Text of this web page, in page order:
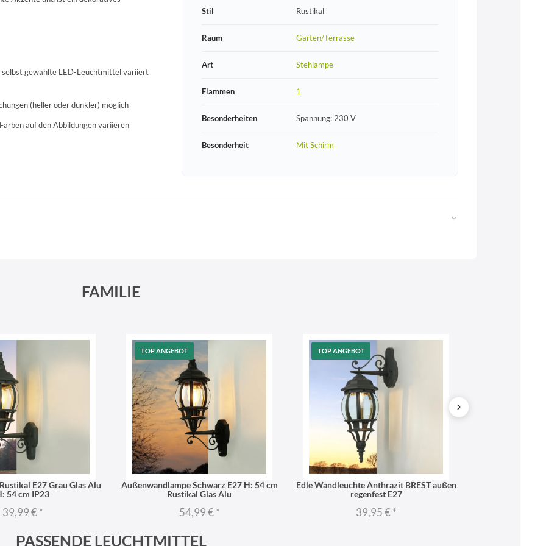
gewählte LED-Leuchtmittel variiert
(heller oder dunkler) möglich
auf den Abbildungen variieren
Stil Rustikal
Raum Garten/Terrasse
Art Stehlampe
Flammen 1
Besonderheiten Spannung: 230 V
Besonderheit Mit Schirm
FAMILIE
E27 Grau Glas Alu
54 cm IP23
39,99 €*
TOP ANGEBOT
Außenwandlampe Schwarz E27 H: 54 cm
Rustikal Glas Alu
54,99 €*
TOP ANGEBOT
Edle Wandleuchte Anthrazit BREST außen
regenfest E27
39,95 €*
PASSENDE LEUCHTMITTEL